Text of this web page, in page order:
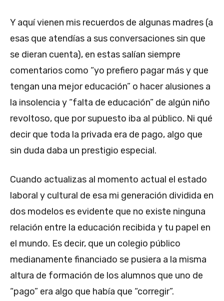
Y aquí vienen mis recuerdos de algunas madres (a
esas que atendías a sus conversaciones sin que
se dieran cuenta), en estas salían siempre
comentarios como “yo prefiero pagar más y que
tengan una mejor educación” o hacer alusiones a
la insolencia y “falta de educación” de algún niño
revoltoso, que por supuesto iba al público. Ni qué
decir que toda la privada era de pago, algo que
sin duda daba un prestigio especial.
Cuando actualizas al momento actual el estado
laboral y cultural de esa mi generación dividida en
dos modelos es evidente que no existe ninguna
relación entre la educación recibida y tu papel en
el mundo. Es decir, que un colegio público
medianamente financiado se pusiera a la misma
altura de formación de los alumnos que uno de
“pago” era algo que había que “corregir”.